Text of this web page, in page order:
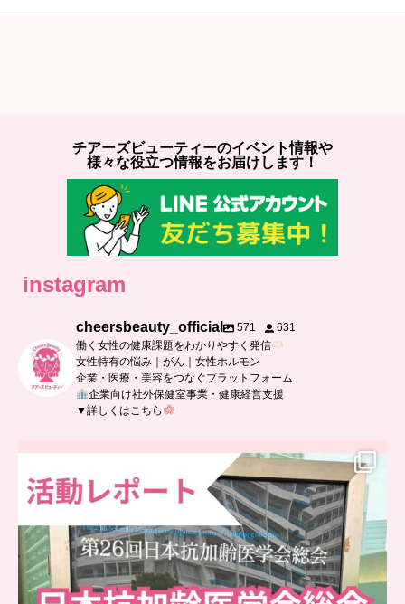
チアーズビューティーのイベント情報や
様々な役立つ情報をお届けします！
instagram
cheersbeauty_official 571
631
働く女性の健康課題をわかりやすく発信
女性特有の悩み｜がん｜女性ホルモン
企業・医療・美容をつなぐプラットフォーム
企業向け社外保健室事業・健康経営支援
▼詳しくはこちら
..
日本抗加齢医学会に参加しました
0